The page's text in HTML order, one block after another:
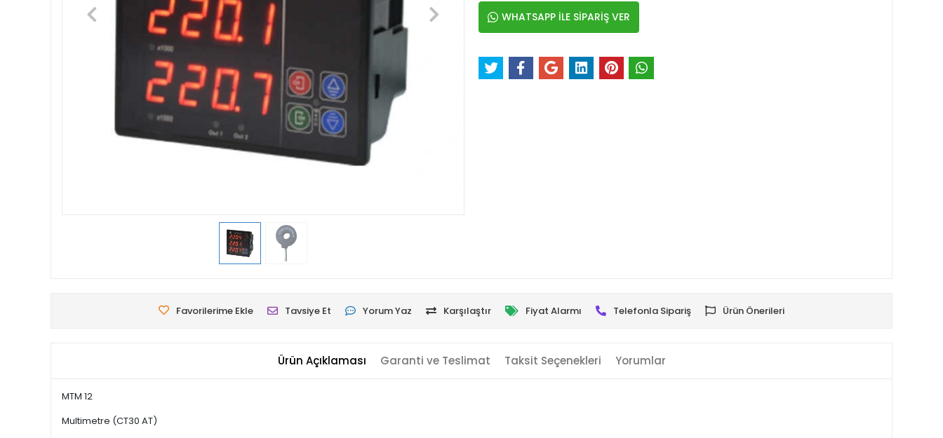
WHATSAPP İLE SİPARİŞ VER
Favorilerime Ekle Tavsiye Et Yorum Yaz Karşılaştır Fiyat Alarmı Telefonla Sipariş Ürün Önerileri
Ürün Açıklaması Garanti ve Teslimat Taksit Seçenekleri Yorumlar
MTM 12
Multimetre (CT30 AT)